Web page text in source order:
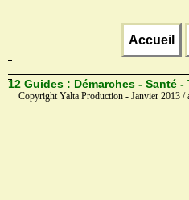
Accueil
12 Guides : Démarches - Santé
Copyright Yalta Production - Janvier 2013